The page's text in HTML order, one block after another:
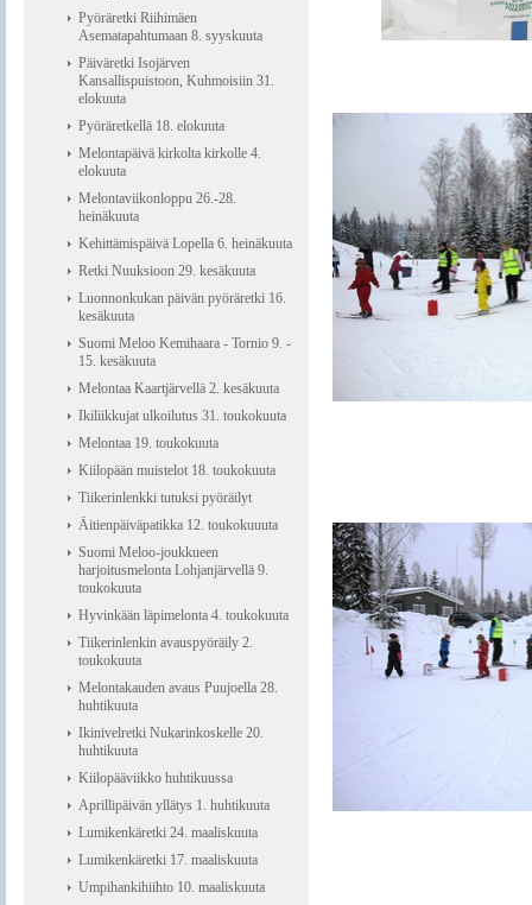
Pyöräretki Riihimäen
Asematapahtumaan 8. syyskuuta
Päiväretki Isojärven
Kansallispuistoon, Kuhmoisiin 31.
elokuuta
Pyöräretkellä 18. elokuuta
Melontapäivä kirkolta kirkolle 4.
elokuuta
Melontaviikonloppu 26.-28.
heinäkuuta
Kehittämispäivä Lopella 6. heinäkuuta
Retki Nuuksioon 29. kesäkuuta
Luonnonkukan päivän pyöräretki 16.
kesäkuuta
Suomi Meloo Kemihaara - Tornio 9. -
15. kesäkuuta
Melontaa Kaartjärvellä 2. kesäkuuta
Ikiliikkujat ulkoilutus 31. toukokuuta
Melontaa 19. toukokuuta
Kiilopään muistelot 18. toukokuuta
Tiikerinlenkki tutuksi pyöräilyt
Äitienpäiväpatikka 12. toukokuuuta
Suomi Meloo-joukkueen
harjoitusmelonta Lohjanjärvellä 9.
toukokuuta
Hyvinkään läpimelonta 4. toukokuuta
Tiikerinlenkin avauspyöräily 2.
toukokuuta
Melontakauden avaus Puujoella 28.
huhtikuuta
Ikinivelretki Nukarinkoskelle 20.
huhtikuuta
Kiilopääviikko huhtikuussa
Aprillipäivän yllätys 1. huhtikuuta
Lumikenkäretki 24. maaliskuuta
Lumikenkäretki 17. maaliskuuta
Umpihankihiihto 10. maaliskuuta